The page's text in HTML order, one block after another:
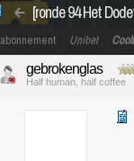
[ronde 94 Het
abonnement Unibet
gebrokenglas
Half human, half coffee